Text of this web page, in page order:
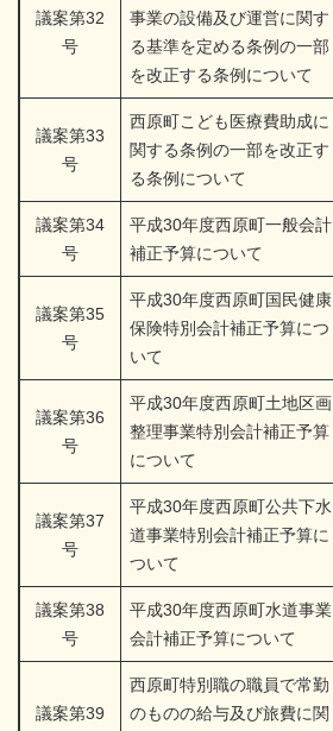
議案第32
号
事業の設備及び運営に関す
る基準を定める条例の一部
を改正する条例について
議案第33
号
西原町こども医療費助成に
関する条例の一部を改正す
る条例について
議案第34
号
平成30年度西原町一般会計
補正予算について
議案第35
号
平成30年度西原町国民健康
保険特別会計補正予算につ
いて
議案第36
号
平成30年度西原町土地区画
整理事業特別会計補正予算
について
議案第37
号
平成30年度西原町公共下水
道事業特別会計補正予算に
ついて
議案第38
号
平成30年度西原町水道事業
会計補正予算について
議案第39
西原町特別職の職員で常勤
のものの給与及び旅費に関